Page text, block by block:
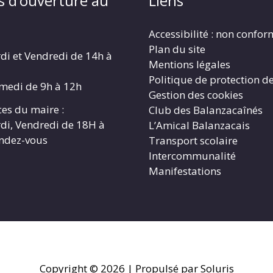
et Vendredi de 14h à
de 9h à 12h
du maire :
Vendredi de 18H à
vous
Accessibilité : non
Plan du site
Mentions légales
Politique de protection
Gestion des cookies
Club des Balanzacaînés
L’Amical Balanzacais
Transport scolaire
Intercommunalité
Manifestations
Copyright © 2026 | Propulsé par Soluris